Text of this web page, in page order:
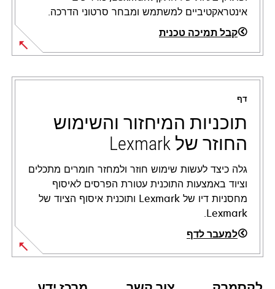
אינטראקטיביים למשתמש ומבחר סרטוני הדרכה.
קבל תמיכה טכנית
opens
in
new
tab
דף
תוכניות המיחזור והשימוש
החוזר של Lexmark
גלה כיצד לעשות שימוש חוזר ולמחזר חומרים מתכלים
וציוד באמצעות התוכנית עטורת הפרסים לאיסוף
מחסניות דיו של Lexmark ותוכנית איסוף הציוד של
Lexmark.
למעבר לדף